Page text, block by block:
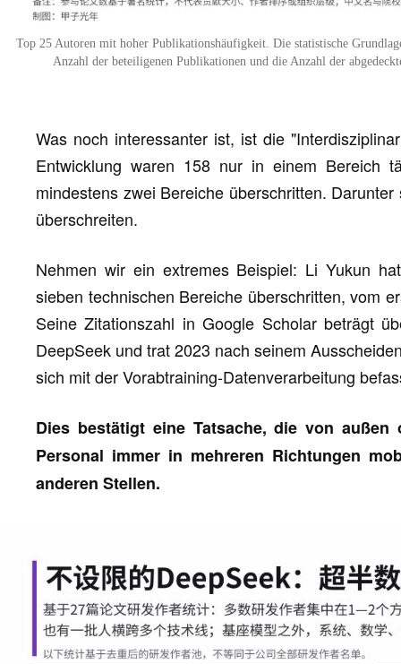
Top 25 Autoren mit hoher Publikationshäufigkeit. Die statistische
Anzahl der beteiligenen Publikationen und die Anzahl der
Was noch interessanter ist, ist die
Entwicklung waren 158 nur in einem Bereich
mindestens zwei Bereiche überschritten.
überschreiten.
Nehmen wir ein extremes Beispiel: Li Yukun
sieben technischen Bereiche überschritten, vom
Seine Zitationszahl in Google Scholar beträgt
DeepSeek und trat 2023 nach seinem
sich mit der Vorabtraining-Datenverarbeitung
Dies bestätigt eine Tatsache, die von
Personal immer in mehreren Richtungen
anderen Stellen.